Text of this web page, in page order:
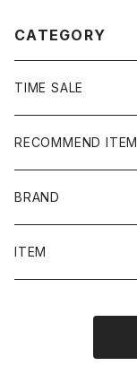
CATEGORY
TIME SALE
RECOMMEND ITEM
BRAND
NIKE
ITEM